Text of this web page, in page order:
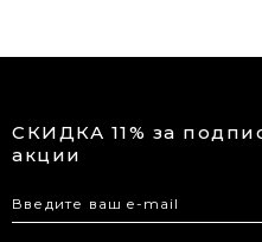
СКИДКА 11% за
акции